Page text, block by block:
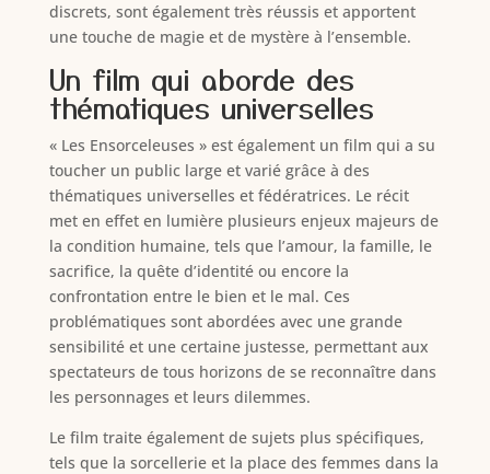
discrets, sont également très réussis et apportent
une touche de magie et de mystère à l’ensemble.
Un film qui aborde des
thématiques universelles
« Les Ensorceleuses » est également un film qui a su
toucher un public large et varié grâce à des
thématiques universelles et fédératrices. Le récit
met en effet en lumière plusieurs enjeux majeurs de
la condition humaine, tels que l’amour, la famille, le
sacrifice, la quête d’identité ou encore la
confrontation entre le bien et le mal. Ces
problématiques sont abordées avec une grande
sensibilité et une certaine justesse, permettant aux
spectateurs de tous horizons de se reconnaître dans
les personnages et leurs dilemmes.
Le film traite également de sujets plus spécifiques,
tels que la sorcellerie et la place des femmes dans la